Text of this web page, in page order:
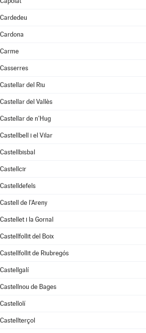
Cardedeu
Cardona
Carme
Casserres
Castellar del Riu
Castellar del Vallès
Castellar de n'Hug
Castellbell i el Vilar
Castellbisbal
Castellcir
Castelldefels
Castell de l'Areny
Castellet i la Gornal
Castellfollit del Boix
Castellfollit de Riubregós
Castellgalí
Castellnou de Bages
Castellolí
Castellterçol